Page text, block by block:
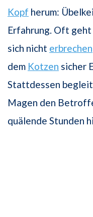
Kopf herum:
Erfahrung. Oft geht
sich nicht erbrechen
dem Kotzen sicher
Stattdessen
Magen den
quälende Stunden